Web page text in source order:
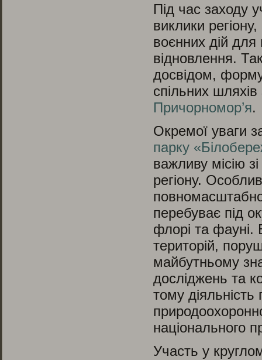
Під час заходу
виклики
воєнних дій для
відновлення.
досвідом,
спільних
Причорномор’я.
Окремої уваги
парку
важливу місію
регіону.
перебуває під
флорі та фауні.
територій,
майбутньому
досліджень та
тому діяльність
національного
Участь у